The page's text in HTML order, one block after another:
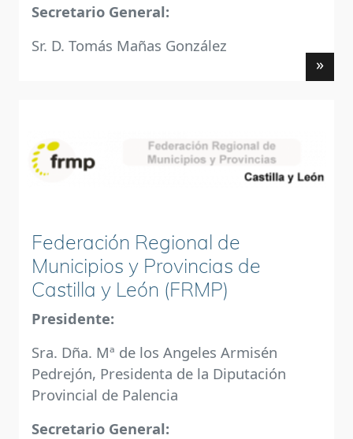
Secretario General:
Sr. D. Tomás Mañas González
»
Federación Regional de
Municipios y Provincias de
Castilla y León (FRMP)
Presidente:
Sra. Dña. Mª de los Angeles Armisén
Pedrejón, Presidenta de la Diputación
Provincial de Palencia
Secretario General: